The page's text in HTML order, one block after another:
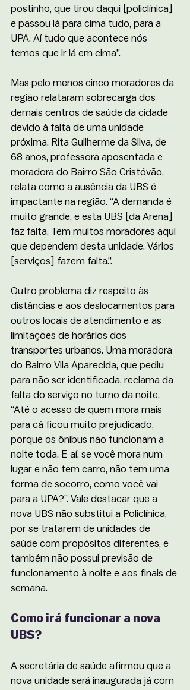
postinho, que tirou daqui [policlínica]
e passou lá para cima tudo, para a
UPA. Aí tudo que acontece nós
temos que ir lá em cima”.
Mas pelo menos cinco moradores da
região relataram sobrecarga dos
demais centros de saúde da cidade
devido à falta de uma unidade
próxima. Rita Guilherme da Silva, de
68 anos, professora aposentada e
moradora do Bairro São Cristóvão,
relata como a ausência da UBS é
impactante na região. “A demanda é
muito grande, e esta UBS [da Arena]
faz falta. Tem muitos moradores aqui
que dependem desta unidade. Vários
[serviços] fazem falta.”.
Outro problema diz respeito às
distâncias e aos deslocamentos para
outros locais de atendimento e as
limitações de horários dos
transportes urbanos. Uma moradora
do Bairro Vila Aparecida, que pediu
para não ser identificada, reclama da
falta do serviço no turno da noite.
“Até o acesso de quem mora mais
para cá ficou muito prejudicado,
porque os ônibus não funcionam a
noite toda. E aí, se você mora num
lugar e não tem carro, não tem uma
forma de socorro, como você vai
para a UPA?”. Vale destacar que a
nova UBS não substitui a Policlínica,
por se tratarem de unidades de
saúde com propósitos diferentes, e
também não possui previsão de
funcionamento à noite e aos finais de
semana.
Como irá funcionar a nova
UBS?
A secretária de saúde afirmou que a
nova unidade será inaugurada já com